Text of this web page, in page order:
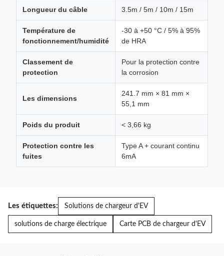
Longueur du câble 3.5m / 5m / 10m / 15m
Température de
fonctionnement/humidité
-30 à +50 °C / 5% à 95%
de HRA
Classement de
protection
Pour la protection contre
la corrosion
Les dimensions
241.7 mm × 81 mm ×
55,1 mm
Poids du produit < 3,66 kg
Protection contre les
fuites
Type A + courant continu
6mA
Les étiquettes: Solutions de chargeur d'EV
solutions de charge électrique Carte PCB de chargeur d'EV